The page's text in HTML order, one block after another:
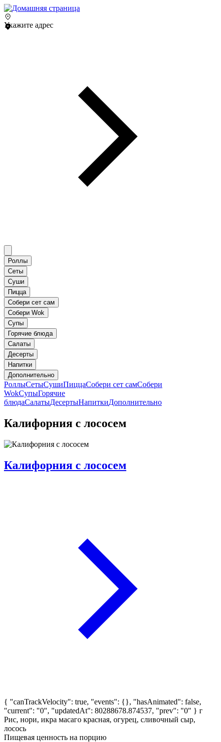
Укажите адрес
Роллы
Сеты
Суши
Пицца
Собери сет сам
Собери Wok
Супы
Горячие блюда
Салаты
Десерты
Напитки
Дополнительно
РоллыСетыСушиПиццаСобери сет самСобери
WokСупыГорячие
блюдаСалатыДесертыНапиткиДополнительно
Калифорния с лососем
Калифорния с лососем
{ "canTrackVelocity": true, "events": {}, "hasAnimated": false,
"current": "0", "updatedAt": 80288678.874537, "prev": "0" } г
Рис, нори, икра масаго красная, огурец, сливочный сыр,
лосось
Пищевая ценность на порцию